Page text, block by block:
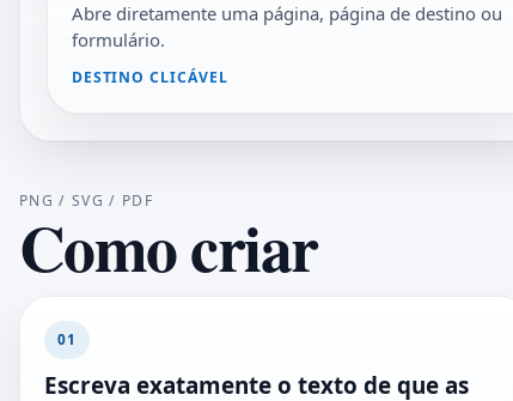
Abre diretamente uma página, página de destino ou
formulário.
DESTINO CLICÁVEL
PNG / SVG / PDF
Como criar
01
Escreva exatamente o texto de que as